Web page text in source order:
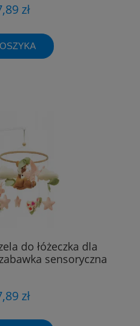
zł
do łóżeczka dla
sensoryczna
zł